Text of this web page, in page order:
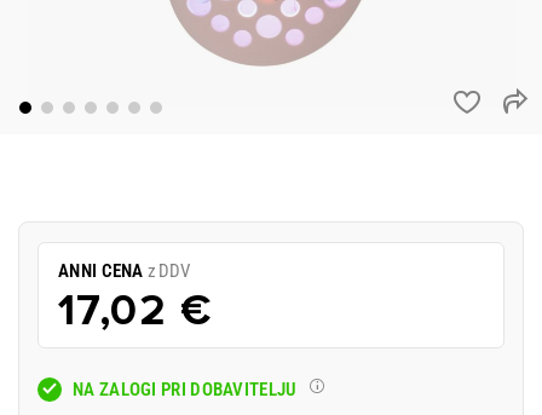
ANNI CENA z DDV
17,02 €
NA ZALOGI PRI DOBAVITELJU